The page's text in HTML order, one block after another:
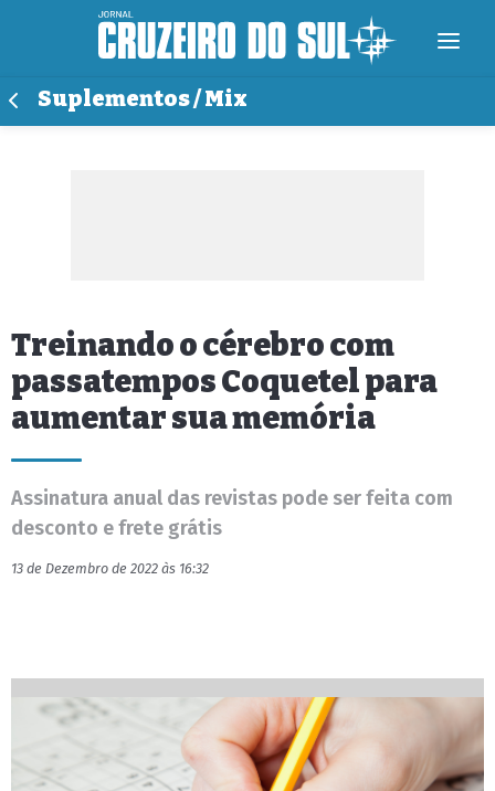
Suplementos / Mix
Treinando o cérebro com
passatempos Coquetel para
aumentar sua memória
Assinatura anual das revistas pode ser feita com
desconto e frete grátis
13 de Dezembro de 2022 às 16:32